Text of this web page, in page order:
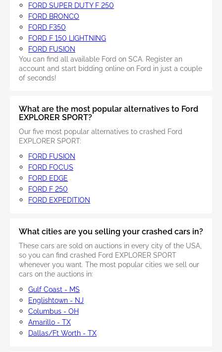
FORD SUPER DUTY F 250
FORD BRONCO
FORD F350
FORD F 150 LIGHTNING
FORD FUSION
You can find all available Ford on SCA. Register an
account and start bidding online on Ford in just a couple
of seconds!
What are the most popular alternatives to Ford
EXPLORER SPORT?
Our five most popular alternatives to crashed Ford
EXPLORER SPORT:
FORD FUSION
FORD FOCUS
FORD EDGE
FORD F 250
FORD EXPEDITION
What cities are you selling your crashed cars in?
These cars are sold on auctions in every city of the USA,
so you can find crashed Ford EXPLORER SPORT
whenever you want. The most popular cities we sell our
cars on the auctions in:
Gulf Coast - MS
Englishtown - NJ
Columbus - OH
Amarillo - TX
Dallas/Ft Worth - TX